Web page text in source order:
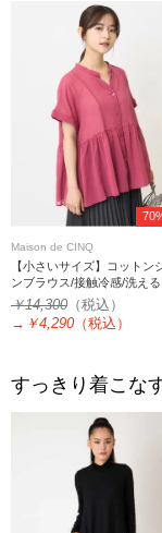
Maison de CINQ
【小さいサイズ】コットン
ンブラウス/接触冷感/洗える
￥14,300 （税込）
→ ￥4,290 （税込）
すっきり着こな